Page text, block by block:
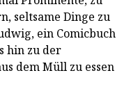
seltsame Dinge zu
ein Comicbuch
hin zu der
dem Müll zu essen